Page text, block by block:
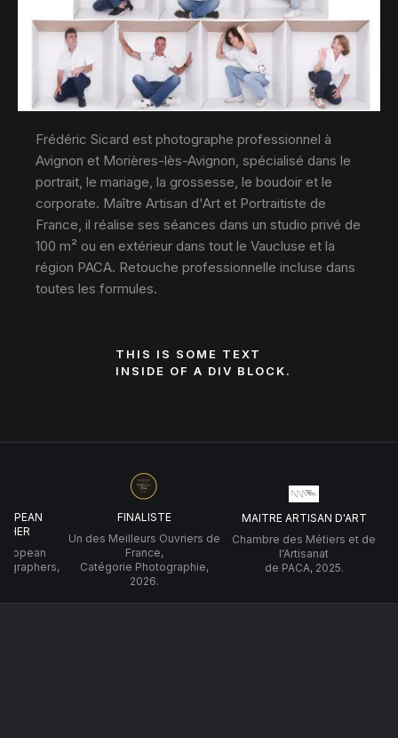
Frédéric Sicard est photographe professionnel à
Avignon et Morières-lès-Avignon, spécialisé dans le
portrait, le mariage, la grossesse, le boudoir et le
corporate. Maître Artisan d'Art et Portraitiste de
France, il réalise ses séances dans un studio privé de
100 m² ou en extérieur dans tout le Vaucluse et la
région PACA. Retouche professionnelle incluse dans
toutes les formules.
THIS IS SOME TEXT
INSIDE OF A DIV BLOCK.
MAITRE ARTISAN D'ART
Chambre des Métiers et de
l'Artisanat
de PACA, 2025.
FINALISTE
Un des Meilleurs Ouvriers de
France,
Catégorie Photographie,
2026.